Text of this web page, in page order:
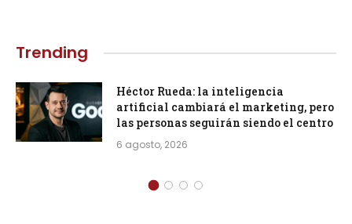
Trending
Héctor Rueda: la inteligencia
artificial cambiará el marketing, pero
las personas seguirán siendo el centro
6 agosto, 2026